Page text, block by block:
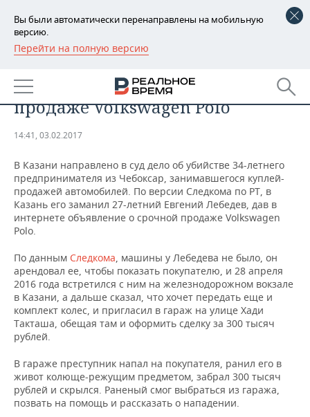
Вы были автоматически перенаправлены на мобильную
версию.
Перейти на полную версию
РЕГИОНЫ
БАШКОРТОСТАН
ТАТАРСТАН
НОВОСТИ
АНАЛИТИКА
ДЕКЛАРАЦИИ О ДОХОДАХ
КОРОЛИ ГОСЗАКАЗА ПФО
КОМУ ПРИНАДЛЕЖАТ
ТОРГОВЫЕ ЦЕНТРЫ
ТАТАРСТАНА
НОВОСТИ ЭКОНОМИКИ
ФИНАНСЫ
БЮДЖЕТ
ИНВЕСТИЦИИ
ПРОМЫШЛЕННОСТЬ
НОВОСТИ
ПРОМЫШЛЕННОСТИ
МАШИНОСТРОЕНИЕ
НЕФТЕХИМИЯ
НЕФТЬ
ОПК
ЭНЕРГЕТИКА
НЕДВИЖИМОСТЬ
НОВОСТИ АВТО
БИЗНЕС
НОВОСТИ БИЗНЕСА
РОЗНИЧНАЯ ТОРГОВЛЯ
ТРАНСПОРТ
УСЛУГИ
ТЕХНОЛОГИИ
НОВОСТИ ТЕХНОЛОГИЙ
IT
МЕДИА
МЕРОПРИЯТИЯ
НОВОСТИ МЕРОПРИЯТИЙ
ВЫЕЗДНАЯ РЕДАКЦИЯ
СПОРТ
НОВОСТИ СПОРТА
ОБЩЕСТВО
заманил жертву объявлением о
продаже Volkswagen Polo
14:41, 03.02.2017
В Казани направлено в суд дело об убийстве 34-летнего
предпринимателя из Чебоксар, занимавшегося куплей-
продажей автомобилей. По версии Следкома по РТ, в
Казань его заманил 27-летний Евгений Лебедев, дав в
интернете объявление о срочной продаже Volkswagen
Polo.
По данным Следкома, машины у Лебедева не было, он
арендовал ее, чтобы показать покупателю, и 28 апреля
2016 года встретился с ним на железнодорожном вокзале
в Казани, а дальше сказал, что хочет передать еще и
комплект колес, и пригласил в гараж на улице Хади
Такташа, обещая там и оформить сделку за 300 тысяч
рублей.
В гараже преступник напал на покупателя, ранил его в
живот колюще-режущим предметом, забрал 300 тысяч
рублей и скрылся. Раненый смог выбраться из гаража,
позвать на помощь и рассказать о нападении.